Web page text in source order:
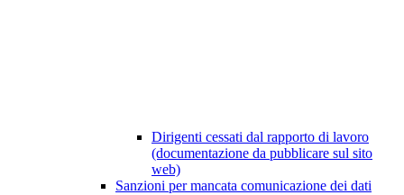
Dirigenti cessati dal rapporto di lavoro
(documentazione da pubblicare sul sito
web)
Sanzioni per mancata comunicazione dei dati